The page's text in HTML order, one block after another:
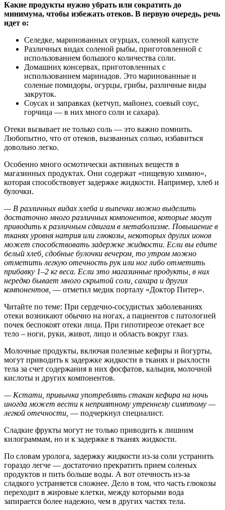
Какие продукты нужно убрать или сократить до
минимума, чтобы избежать отеков. В первую очередь, речь
идет о:
Селедке, маринованных огурцах, соленой капусте
Различных видах соленой рыбы, приготовленной с
использованием большого количества соли.
Домашних консервах, приготовленных с
использованием маринадов. Это маринованные и
соленые помидоры, огурцы, грибы, различные виды
закруток.
Соусах и заправках (кетчуп, майонез, соевый соус,
горчица — в них много соли и сахара).
Отеки вызывает не только соль — это важно помнить.
Любопытно, что от отеков, вызванных солью, избавиться
довольно легко.
Особенно много осмотически активных веществ в
магазинных продуктах. Они содержат «пищевую химию»,
которая способствовует задержке жидкости. Например, хлеб и
булочки.
— В различных видах хлеба и выпечки можно выделить
достаточно много различных компонентов, которые могут
приводить к различным сдвигам в метаболизме. Повышение в
тканях уровня натрия или глюкозы, некоторых других ионов
может способствовать задержке жидкости. Если вы едите
белый хлеб, сдобные булочки вечером, то утром можно
отметить легкую отечность рук или ног либо отметить
прибавку 1–2 кг веса. Если это магазинные продукты, в них
нередко бывает много скрытой соли, сахара и других
компонентов, — отметил медик порталу «Доктор Питер».
Читайте по теме: При сердечно-сосудистых заболеваниях
отеки возникают обычно на ногах, а пациентов с патологией
почек беспокоят отеки лица. При гипотиреозе отекает все
тело – ноги, руки, живот, лицо и область вокруг глаз.
Молочные продукты, включая полезные кефиры и йогурты,
могут приводить к задержке жидкости в тканях и рыхлости
тела за счет содержания в них фосфатов, кальция, молочной
кислоты и других компонентов.
— Кстати, привычка употреблять стакан кефира на ночь
иногда может вести к неприятному утреннему симптому —
легкой отечности, — подчеркнул специалист.
Сладкие фрукты могут не только приводить к лишним
килограммам, но и к задержке в тканях жидкости.
По словам уролога, задержку жидкости из-за соли устранить
гораздо легче — достаточно прекратить прием соленых
продуктов и пить больше воды. А вот отечность из-за
сладкого устраняется сложнее. Дело в том, что часть глюкозы
переходит в жировые клетки, между которыми вода
запирается более надежно, чем в других частях тела.